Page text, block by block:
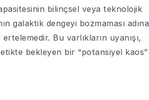
bilinçsel veya teknolojik
galaktik dengeyi bozmaması adına
Bu varlıkların uyanışı,
bekleyen bir “potansiyel kaos”